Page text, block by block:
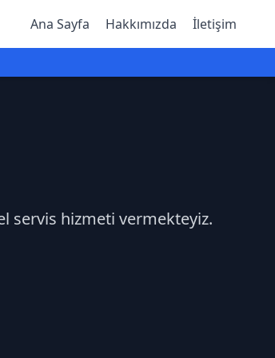
Ana Sayfa Hakkımızda İletişim
servis hizmeti vermekteyiz.